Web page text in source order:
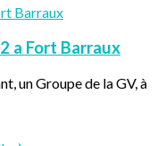
a Fort Barraux
un Groupe de la GV, à